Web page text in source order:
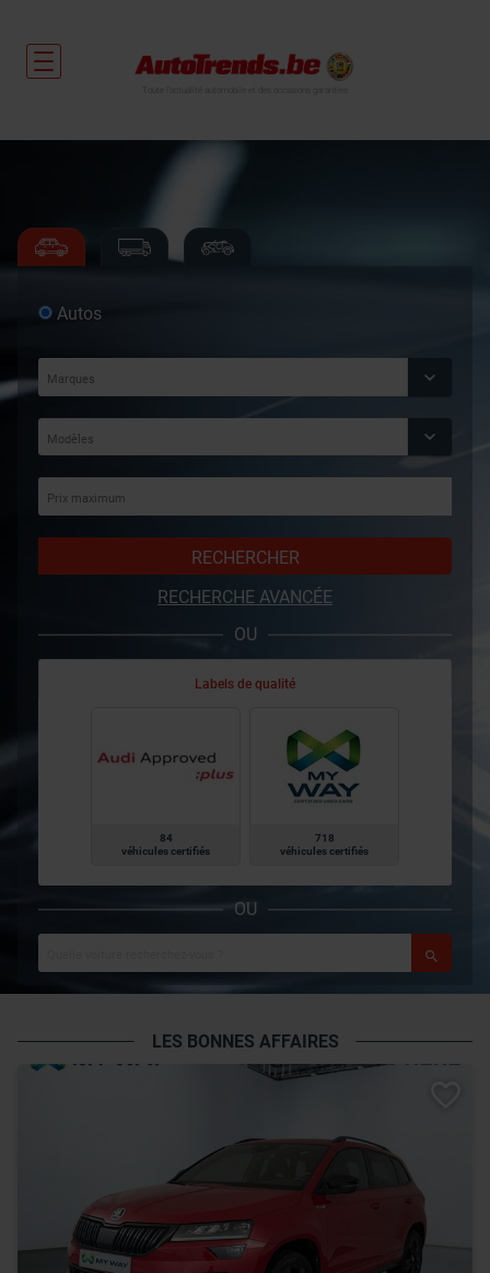
Autos
RECHERCHER
RECHERCHE AVANCÉE
OU
Labels de qualité
84
véhicules certifiés
718
véhicules certifiés
OU
LES BONNES AFFAIRES